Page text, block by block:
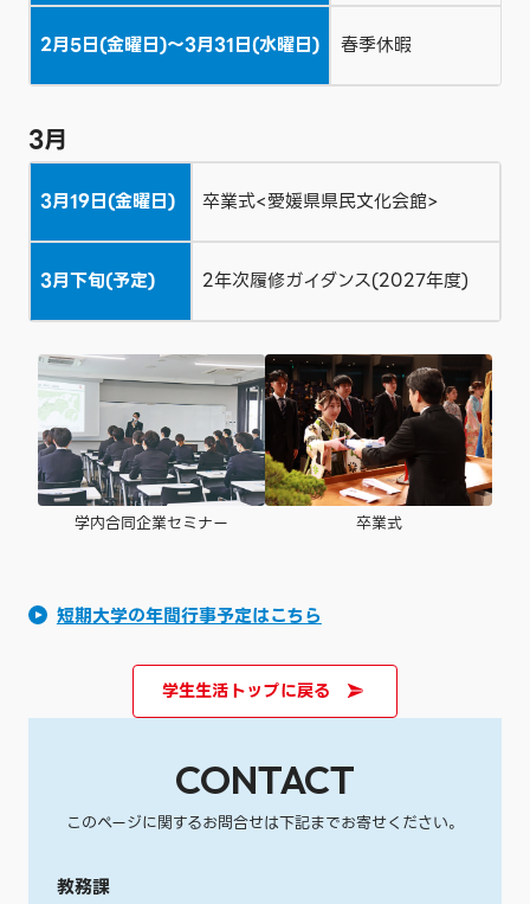
2月5日(金曜日)～3月31日(水曜日) 春季休暇
3月
3月19日(金曜日) 卒業式<愛媛県県民文化会館>
3月下旬(予定) 2年次履修ガイダンス(2027年度)
学内合同企業セミナー 卒業式
短期大学の年間行事予定はこちら
学生生活トップに戻る
CONTACT
このページに関するお問合せは下記までお寄せください。
教務課